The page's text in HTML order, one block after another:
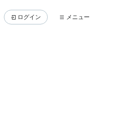
ログイン メニュー